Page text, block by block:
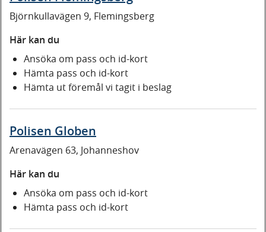
Björnkullavägen 9, Flemingsberg
Här kan du
Ansöka om pass och id-kort
Hämta pass och id-kort
Hämta ut föremål vi tagit i beslag
Polisen Globen
Arenavägen 63, Johanneshov
Här kan du
Ansöka om pass och id-kort
Hämta pass och id-kort